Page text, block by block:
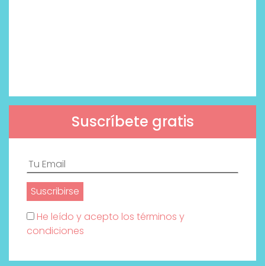
Suscríbete gratis
He leído y acepto los términos y
condiciones